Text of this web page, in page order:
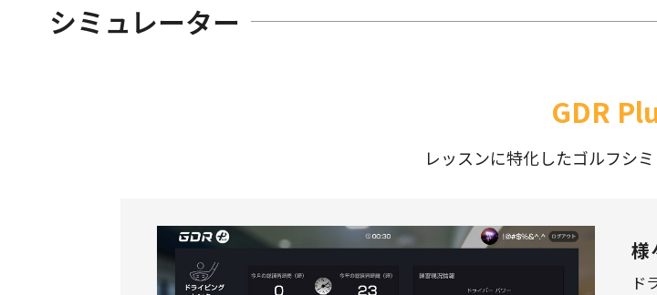
シミュレーター
GDR
レッスンに特化したゴルフシ
様
ド